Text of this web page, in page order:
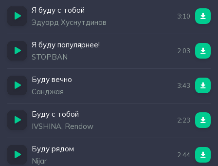
Я буду с тобой
Эдуард Хуснутдинов
3:10
Я буду популярнее!
STOPBAN
2:03
Буду вечно
Санджая
3:43
Буду с тобой
IVSHINA, Rendow
2:23
Буду рядом
Nijar
2:44